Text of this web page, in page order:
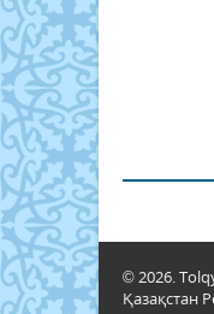
© 2026.
Қазақстан